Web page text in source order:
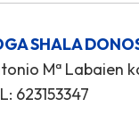
SHALA
Mª Labaien
623153347